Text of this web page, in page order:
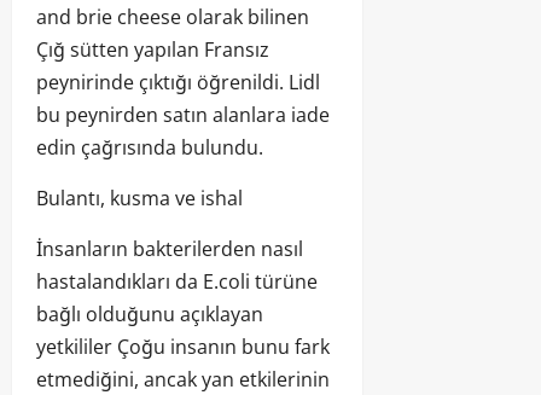
and brie cheese olarak bilinen
Çığ sütten yapılan Fransız
peynirinde çıktığı öğrenildi. Lidl
bu peynirden satın alanlara iade
edin çağrısında bulundu.
Bulantı, kusma ve ishal
İnsanların bakterilerden nasıl
hastalandıkları da E.coli türüne
bağlı olduğunu açıklayan
yetkililer Çoğu insanın bunu fark
etmediğini, ancak yan etkilerinin